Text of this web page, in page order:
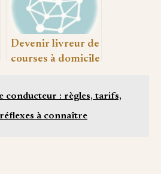
Devenir livreur de
courses à domicile
conducteur : règles, tarifs,
à connaître